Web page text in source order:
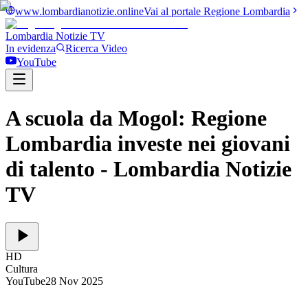
www.lombardianotizie.onlineVai al portale Regione Lombardia
Lombardia Notizie TV
In evidenza
Ricerca Video
YouTube
A scuola da Mogol: Regione
Lombardia investe nei giovani
di talento - Lombardia Notizie
TV
HD
Cultura
YouTube28 Nov 2025